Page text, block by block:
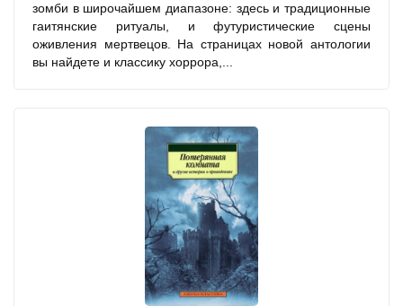
зомби в широчайшем диапазоне: здесь и традиционные
гаитянские ритуалы, и футуристические сцены
оживления мертвецов. На страницах новой антологии
вы найдете и классику хоррора,...